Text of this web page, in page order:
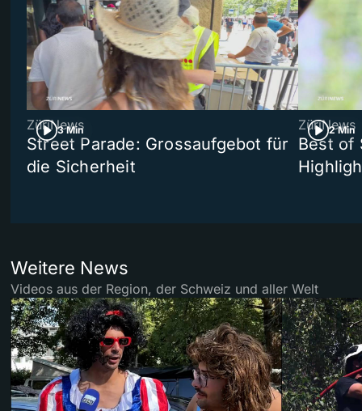
3 Min
ZüriNews
Street Parade: Grossaufgebot für
die Sicherheit
2 Min
ZüriNews
Best of
Weitere News
Videos aus der Region, der Schweiz und aller Welt